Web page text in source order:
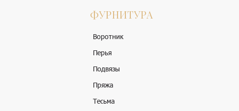
ФУРНИТУРА
Воротник
Перья
Подвязы
Пряжа
Тесьма